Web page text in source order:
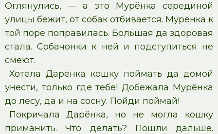
Оглянулись, — а это Мурёнка серединой
улицы бежит, от собак отбивается. Мурёнка к
той поре поправилась. Большая да здоровая
стала. Собачонки к ней и подступиться не
смеют.
Хотела Дарёнка кошку поймать да домой
унести, только где тебе! Добежала Мурёнка
до лесу, да и на сосну. Пойди поймай!
Покричала Дарёнка, но не могла кошку
приманить. Что делать? Пошли дальше.